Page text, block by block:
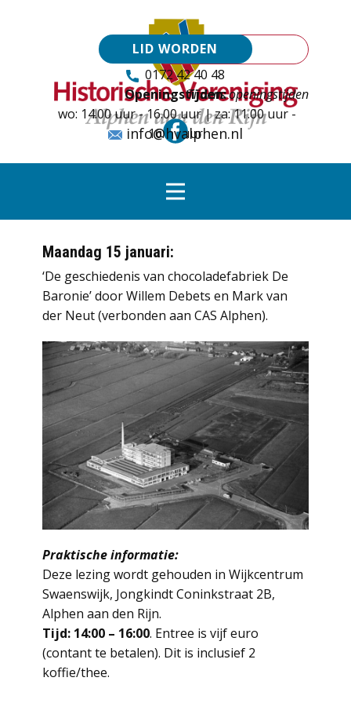
LID WORDEN
0172 42 40 48
Tijdens openingstijden
Openingstijden:
wo: 14.00 uur - 16.00 uur | za: 11.00 uur -
16.00 uur
info@hvalphen.nl
Maandag 15 januari:
‘De geschiedenis van chocoladefabriek De
Baronie’ door Willem Debets en Mark van
der Neut (verbonden aan CAS Alphen).
Praktische informatie:
Deze lezing wordt gehouden in Wijkcentrum
Swaenswijk, Jongkindt Coninkstraat 2B,
Alphen aan den Rijn.
Tijd: 14:00 – 16:00. Entree is vijf euro
(contant te betalen). Dit is inclusief 2
koffie/thee.